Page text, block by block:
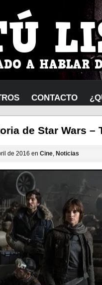
CONTACTO
de Star Wars –
de 2016 en Cine, Noticias